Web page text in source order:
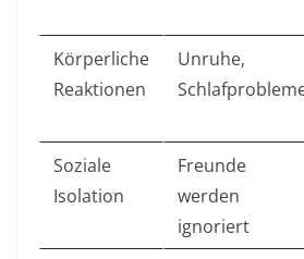
Körperliche
Reaktionen
Unruhe,
Soziale
Isolation
Freunde
werden
ignoriert